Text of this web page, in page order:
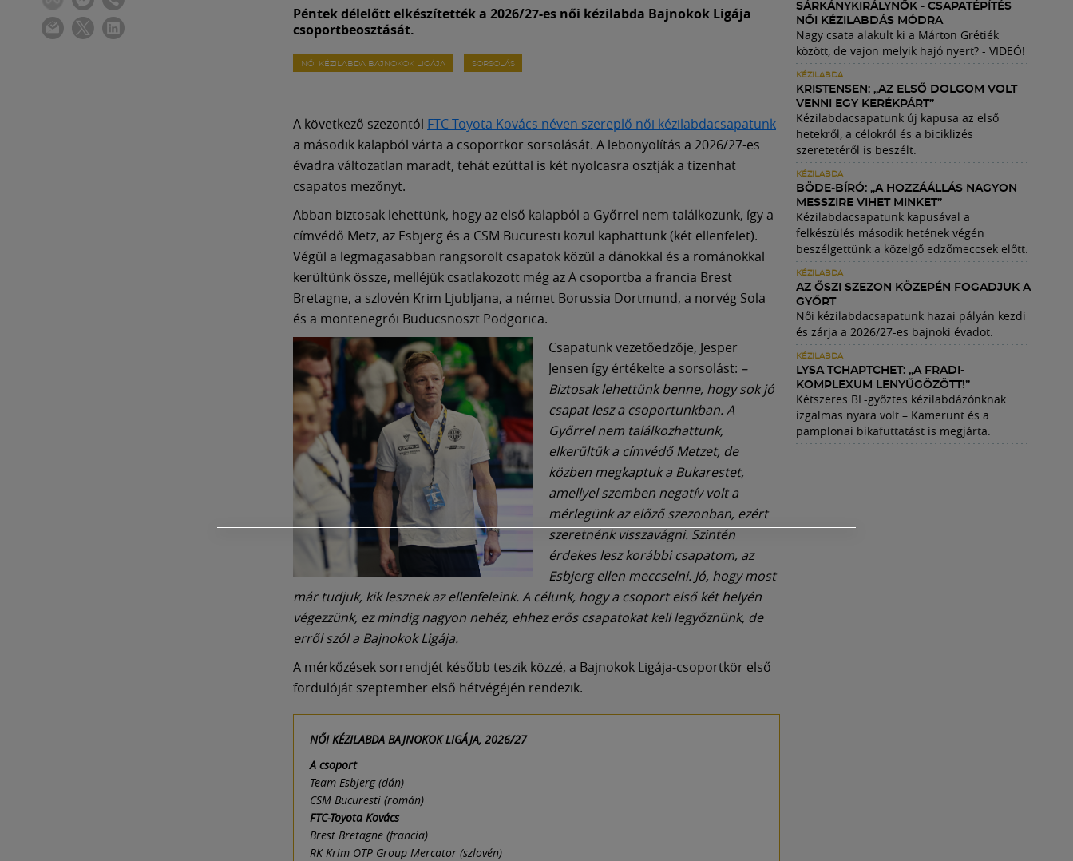
Péntek délelőtt elkészítették a 2026/27-es női kézilabda Bajnokok Ligája
csoportbeosztását.
NŐI KÉZILABDA BAJNOKOK LIGÁJA SORSOLÁS
A következő szezontól FTC-Toyota Kovács néven szereplő női kézilabdacsapatunk
a második kalapból várta a csoportkör sorsolását. A lebonyolítás a 2026/27-es
évadra változatlan maradt, tehát ezúttal is két nyolcasra osztják a tizenhat
csapatos mezőnyt.
Abban biztosak lehettünk, hogy az első kalapból a Győrrel nem találkozunk, így a
címvédő Metz, az Esbjerg és a CSM Bucuresti közül kaphattunk (két ellenfelet).
Végül a legmagasabban rangsorolt csapatok közül a dánokkal és a románokkal
kerültünk össze, melléjük csatlakozott még az A csoportba a francia Brest
Bretagne, a szlovén Krim Ljubljana, a német Borussia Dortmund, a norvég Sola
és a montenegrói Buducsnoszt Podgorica.
Csapatunk vezetőedzője, Jesper
Jensen így értékelte a sorsolást: –
Biztosak lehettünk benne, hogy sok jó
csapat lesz a csoportunkban. A
Győrrel nem találkozhattunk,
elkerültük a címvédő Metzet, de
közben megkaptuk a Bukarestet,
amellyel szemben negatív volt a
mérlegünk az előző szezonban, ezért
szeretnénk visszavágni. Szintén
érdekes lesz korábbi csapatom, az
Esbjerg ellen meccselni. Jó, hogy most
már tudjuk, kik lesznek az ellenfeleink. A célunk, hogy a csoport első két helyén
végezzünk, ez mindig nagyon nehéz, ehhez erős csapatokat kell legyőznünk, de
erről szól a Bajnokok Ligája.
A mérkőzések sorrendjét később teszik közzé, a Bajnokok Ligája-csoportkör első
fordulóját szeptember első hétvégéjén rendezik.
NŐI KÉZILABDA BAJNOKOK LIGÁJA, 2026/27
A csoport
Team Esbjerg (dán)
CSM Bucuresti (román)
FTC-Toyota Kovács
Brest Bretagne (francia)
RK Krim OTP Group Mercator (szlovén)
SÁRKÁNYKIRÁLYNŐK - CSAPATÉPÍTÉS
NŐI KÉZILABDÁS MÓDRA
Nagy csata alakult ki a Márton Grétiék
között, de vajon melyik hajó nyert? - VIDEÓ!
KÉZILABDA
KRISTENSEN: „AZ ELSŐ DOLGOM VOLT
VENNI EGY KERÉKPÁRT”
Kézilabdacsapatunk új kapusa az első
hetekről, a célokról és a biciklizés
szeretetéről is beszélt.
KÉZILABDA
BÖDE-BÍRÓ: „A HOZZÁÁLLÁS NAGYON
MESSZIRE VIHET MINKET”
Kézilabdacsapatunk kapusával a
felkészülés második hetének végén
beszélgettünk a közelgő edzőmeccsek előtt.
KÉZILABDA
AZ ŐSZI SZEZON KÖZEPÉN FOGADJUK A
GYŐRT
Női kézilabdacsapatunk hazai pályán kezdi
és zárja a 2026/27-es bajnoki évadot.
KÉZILABDA
LYSA TCHAPTCHET: „A FRADI-
KOMPLEXUM LENYŰGÖZÖTT!”
Kétszeres BL-győztes kézilabdázónknak
izgalmas nyara volt – Kamerunt és a
pamplonai bikafuttatást is megjárta.